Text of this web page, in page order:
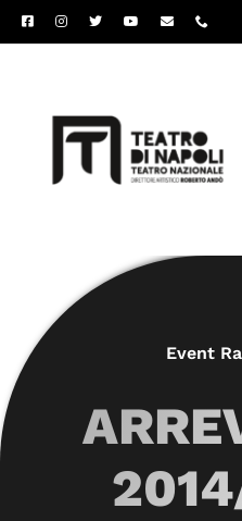
Salta
al
Event